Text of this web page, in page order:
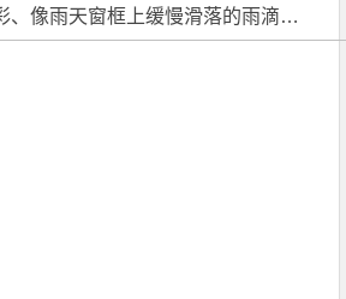
、像雨天窗框上缓慢滑落的雨滴…